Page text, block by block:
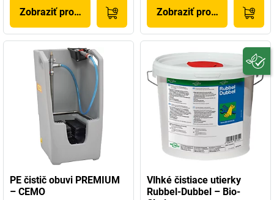
Zobraziť produkt Zobraziť produkt
PE čistič obuvi PREMIUM
– CEMO
Vlhké čistiace utierky
Rubbel-Dubbel – Bio-